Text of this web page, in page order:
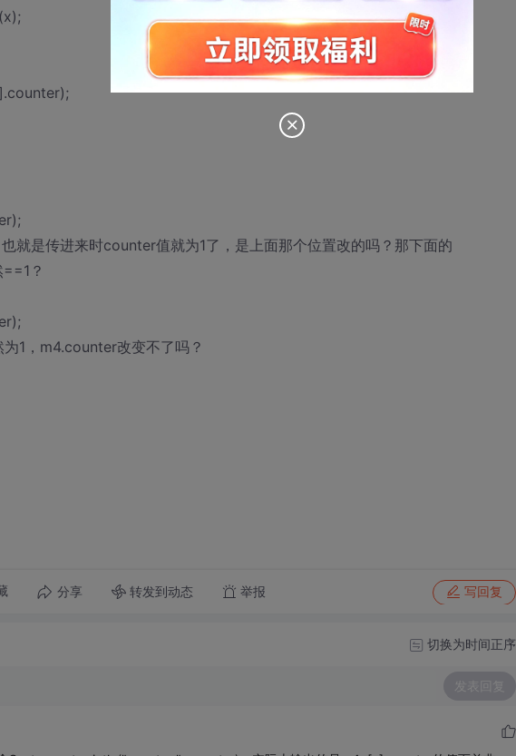
就是传进来时counter值就为1了，是上面那个位置改的吗？那下面的
？
1，m4.counter改变不了吗？
分享 转发到动态 举报 写回复
切换为时间正序
发表回复